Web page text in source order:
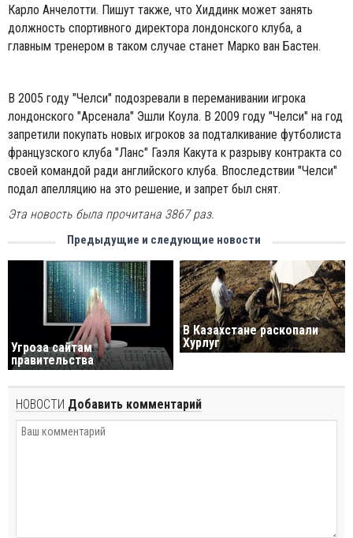
Карло Анчелотти. Пишут также, что Хиддинк может занять
должность спортивного директора лондонского клуба, а
главным тренером в таком случае станет Марко ван Бастен.
В 2005 году "Челси" подозревали в переманивании игрока
лондонского "Арсенала" Эшли Коула. В 2009 году "Челси" на год
запретили покупать новых игроков за подталкивание футболиста
французского клуба "Ланс" Гаэля Какута к разрыву контракта со
своей командой ради английского клуба. Впоследствии "Челси"
подал апелляцию на это решение, и запрет был снят.
Эта новость была прочитана 3867 раз.
Предыдущие и следующие новости
Угроза сайтам
правительства
В Казахстане раскопали
Хурлуг
НОВОСТИ Добавить комментарий